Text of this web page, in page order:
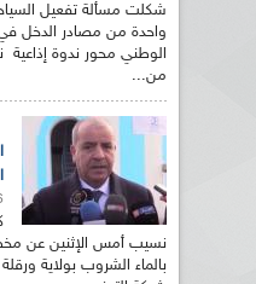
شكلت مسألة تفعيل
واحدة من مصادر الدخل في
الوطني محور ندوة
من...
نسيب أمس الإثنين عن
بالماء الشروب بولاية